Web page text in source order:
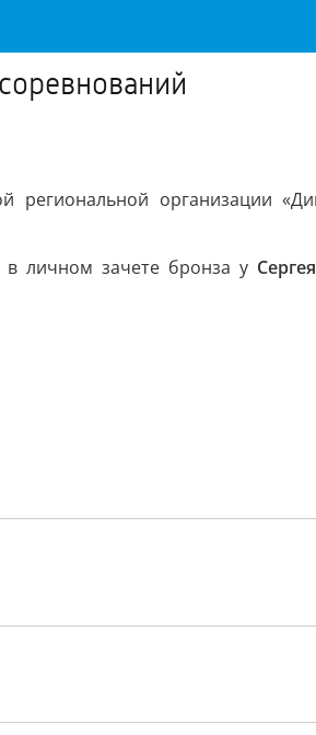
организации
в личном зачете бронза у